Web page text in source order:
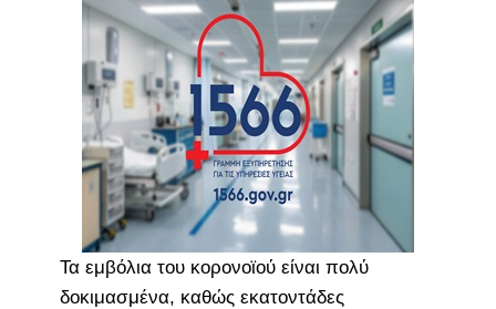
Τα εμβόλια του κορονοϊού είναι πολύ
δοκιμασμένα, καθώς εκατοντάδες